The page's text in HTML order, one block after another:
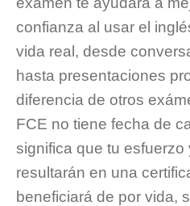
confianza al usar el
vida real, desde
hasta presentaciones
diferencia de otros
FCE no tiene fecha de
significa que tu esfuerzo
resultarán en una
beneficiará de por vida,